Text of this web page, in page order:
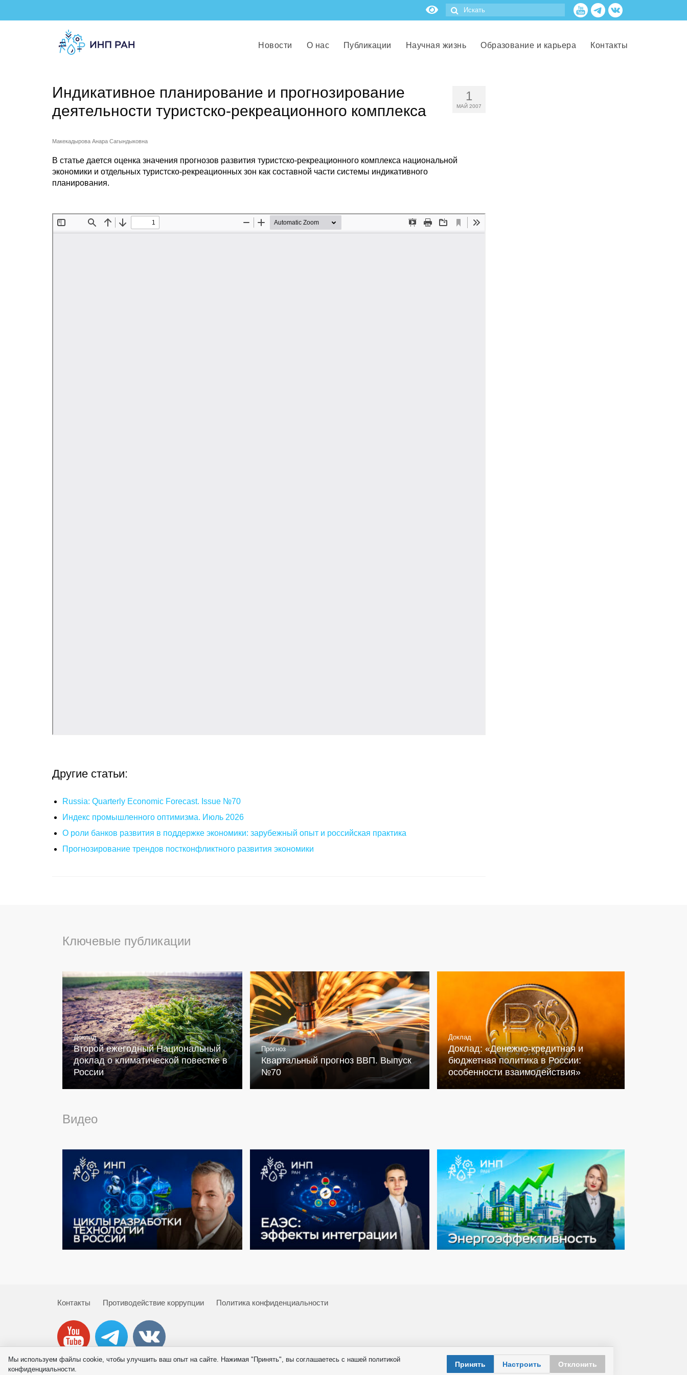
Новости О нас Публикации Научная жизнь Образование и карьера Контакты
1
МАЙ 2007
Индикативное планирование и прогнозирование
деятельности туристско-рекреационного комплекса
Макекадырова Анара Сагындыковна
В статье дается оценка значения прогнозов развития туристско-рекреационного комплекса национальной
экономики и отдельных туристско-рекреационных зон как составной части системы индикативного
планирования.
Другие статьи:
Russia: Quarterly Economic Forecast. Issue №70
Индекс промышленного оптимизма. Июль 2026
О роли банков развития в поддержке экономики: зарубежный опыт и российская практика
Прогнозирование трендов постконфликтного развития экономики
Ключевые публикации
Доклад
Второй ежегодный Национальный
доклад о климатической повестке в
России
Прогноз
Квартальный прогноз ВВП. Выпуск
№70
Доклад
Доклад: «Денежно-кредитная и
бюджетная политика в России:
особенности взаимодействия»
Видео
Контакты Противодействие коррупции Политика конфиденциальности
© 2026 ИНП РАН
Мы используем файлы cookie, чтобы улучшить ваш опыт на сайте. Нажимая "Принять", вы соглашаетесь с нашей политикой
конфиденциальности.
Принять Настроить Отклонить